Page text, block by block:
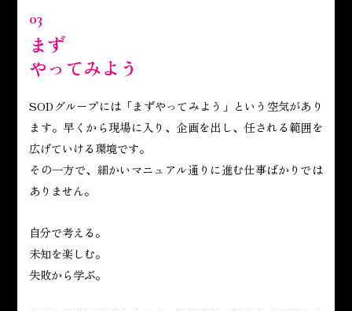
03
まず
やってみよう
SODグループには「まずやってみよう」という空気があり
ます。早くから現場に入り、企画を出し、任される範囲を
広げていける環境です。
その一方で、細かいマニュアル通りに進む仕事ばかりでは
ありません。
自分で考える。
未知を楽しむ。
失敗から学ぶ。